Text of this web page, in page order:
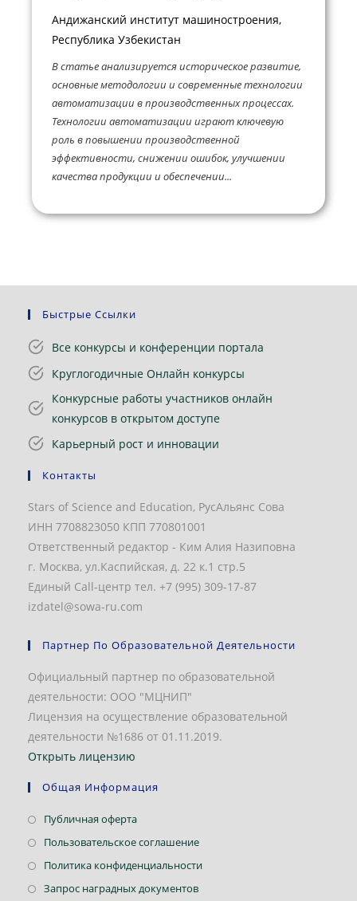
Андижанский институт машиностроения,
Республика Узбекистан
В статье анализируется историческое развитие,
основные методологии и современные технологии
автоматизации в производственных процессах.
Технологии автоматизации играют ключевую
роль в повышении производственной
эффективности, снижении ошибок, улучшении
качества продукции и обеспечении...
Быстрые Ссылки
Все конкурсы и конференции портала
Круглогодичные Онлайн конкурсы
Конкурсные работы участников онлайн
конкурсов в открытом доступе
Карьерный рост и инновации
Контакты
Stars of Science and Education, РусАльянс Сова
ИНН 7708823050 КПП 770801001
Ответственный редактор - Ким Алия Назиповна
г. Москва, ул.Каспийская, д. 22 к.1 стр.5
Единый Call-центр тел. +7 (995) 309-17-87
izdatel@sowa-ru.com
Партнер По Образовательной Деятельности
Официальный партнер по образовательной
деятельности: ООО "МЦНИП"
Лицензия на осуществление образовательной
деятельности №1686 от 01.11.2019.
Открыть лицензию
Общая Информация
Публичная офертаОткроется
в
Пользовательское соглашениеОткроется
в
Политика конфиденциальностиОткроется
Запрос наградных документовОткроется